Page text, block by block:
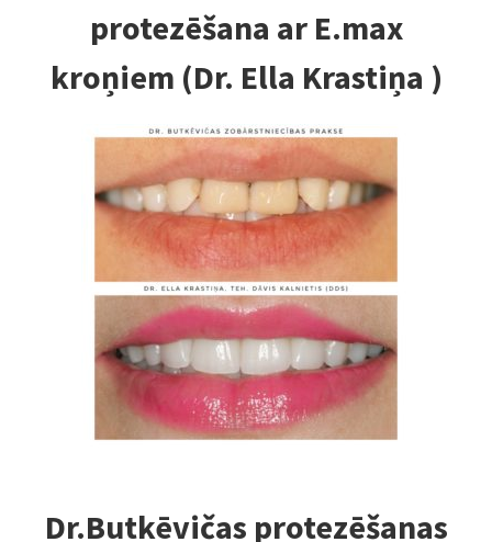
protezēšana ar E.max
kroņiem (Dr. Ella Krastiņa )
Dr.Butkēvičas protezēšanas